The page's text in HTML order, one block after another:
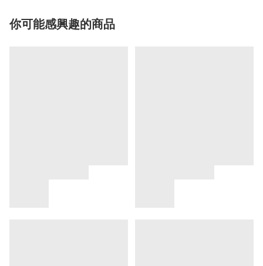
你可能感興趣的商品